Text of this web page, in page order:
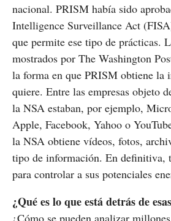
nacional. PRISM había sido
Intelligence Surveillance Act
que permite ese tipo de prácticas.
mostrados por The Washington
la forma en que PRISM obtiene la
quiere. Entre las empresas objeto
la NSA estaban, por ejemplo,
Apple, Facebook, Yahoo o
la NSA obtiene vídeos, fotos,
tipo de información. En definitiva,
para controlar a sus potenciales
¿Qué es lo que está detrás de
¿Cómo se pueden analizar